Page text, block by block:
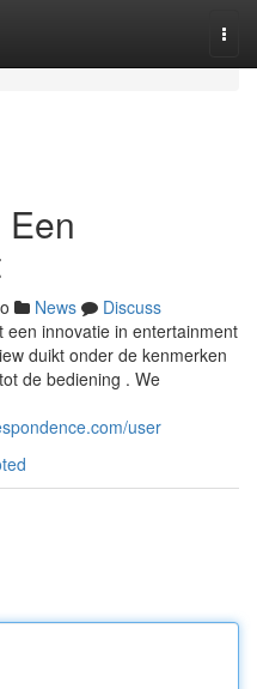
News
Discuss
een innovatie in entertainment
duikt onder de kenmerken
de bediening . We
user